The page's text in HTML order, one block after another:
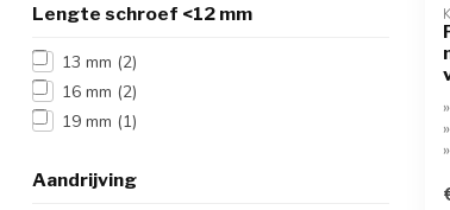
Lengte schroef <12 mm
13 mm (2)
16 mm (2)
19 mm (1)
Aandrijving